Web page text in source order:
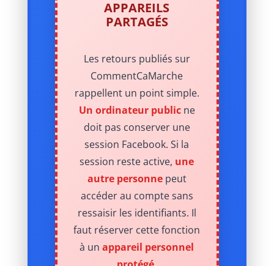
APPAREILS
PARTAGÉS
Les retours publiés sur
CommentCaMarche
rappellent un point simple.
Un ordinateur publicne
doit pas conserver une
session Facebook. Si la
session reste active, une
autre personnepeut
accéder au compte sans
ressaisir les identifiants. Il
faut réserver cette fonction
à unappareil personnel